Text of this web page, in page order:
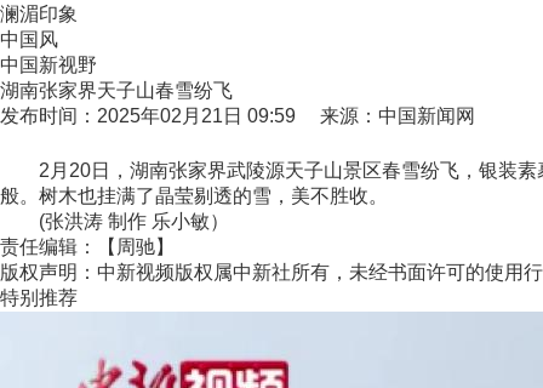
澜湄印象
中国风
中国新视野
湖南张家界天子山春雪纷飞
发布时间：2025年02月21日 09:59 来源：中国新闻网
2月20日，湖南张家界武陵源天子山景区春雪纷飞，银装素
般。树木也挂满了晶莹剔透的雪，美不胜收。
(张洪涛 制作 乐小敏）
责任编辑：【周驰】
版权声明：中新视频版权属中新社所有，未经书面许可的使用
特别推荐